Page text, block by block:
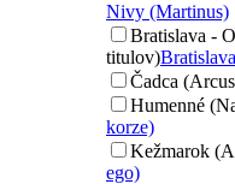
Nivy (Martinus)
Bratislava -
titulov)
Čadca
Humenné
korze)
Kežmarok
ego)